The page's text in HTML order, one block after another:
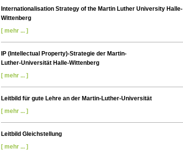
Internationalisation Strategy of the Martin Luther University Halle-
Wittenberg
[ mehr ... ]
IP (Intellectual Property)-Strategie der Martin-
Luther-Universität Halle-Wittenberg
[ mehr ... ]
Leitbild für gute Lehre an der Martin-Luther-Universität
[ mehr ... ]
Leitbild Gleichstellung
[ mehr ... ]